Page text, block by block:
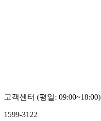
고객센터 (평일: 09:00~18:00)
1599-3122